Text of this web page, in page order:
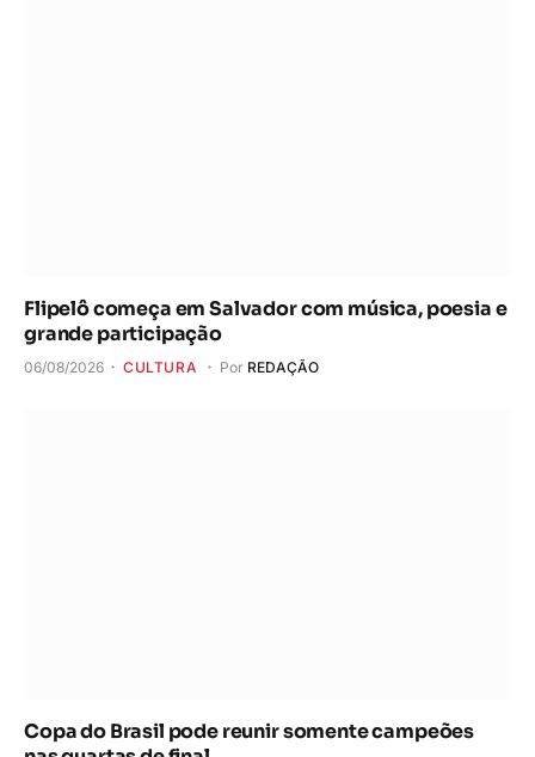
Flipelô começa em Salvador com música, poesia e
grande participação
06/08/2026 CULTURA Por REDAÇÃO
Copa do Brasil pode reunir somente campeões